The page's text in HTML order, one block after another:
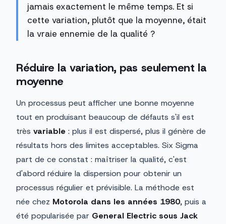
jamais exactement le même temps. Et si
cette variation, plutôt que la moyenne, était
la vraie ennemie de la qualité ?
Réduire la variation, pas seulement la
moyenne
Un processus peut afficher une bonne moyenne
tout en produisant beaucoup de défauts s'il est
très variable : plus il est dispersé, plus il génère de
résultats hors des limites acceptables. Six Sigma
part de ce constat : maîtriser la qualité, c'est
d'abord réduire la dispersion pour obtenir un
processus régulier et prévisible. La méthode est
née chez Motorola dans les années 1980, puis a
été popularisée par General Electric sous Jack